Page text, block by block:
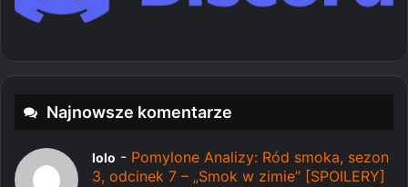
Najnowsze komentarze
lolo - Pomylone Analizy: Ród smoka, sezon
3, odcinek 7 – „Smok w zimie” [SPOILERY]